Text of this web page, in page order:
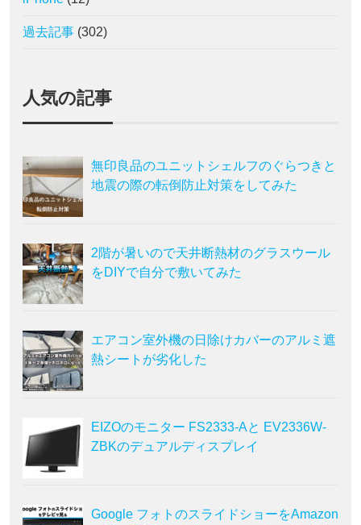
過去記事 (302)
人気の記事
無印良品のユニットシェルフのぐらつきと
地震の際の転倒防止対策をしてみた
2階が暑いので天井断熱材のグラスウール
をDIYで自分で敷いてみた
エアコン室外機の日除けカバーのアルミ遮
熱シートが劣化した
EIZOのモニター FS2333-Aと EV2336W-
ZBKのデュアルディスプレイ
Google フォトのスライドショーをAmazon